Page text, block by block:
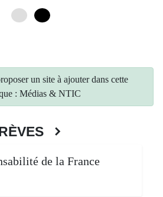
un site à ajouter dans cette
: Médias & NTIC
de la France